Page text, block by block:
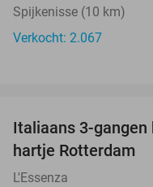
Spijkenisse (10 km)
Verkocht: 2.067
Italiaans 3-gangen
hartje Rotterdam
L'Essenza